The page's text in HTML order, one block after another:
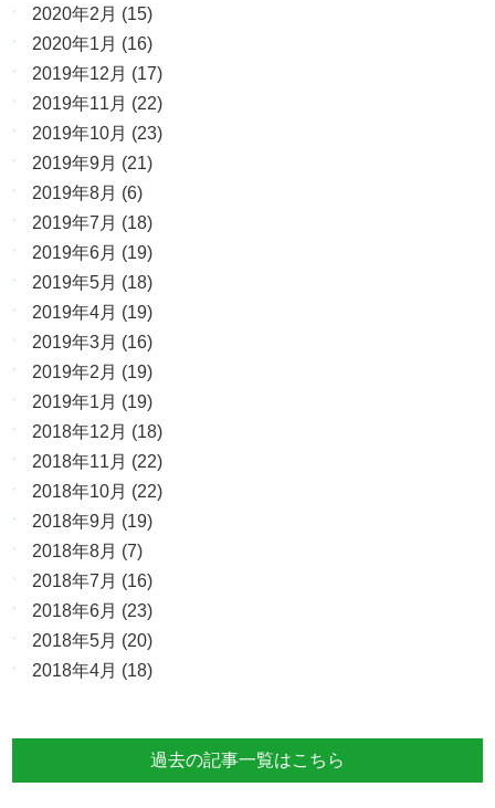
2020年2月 (15)
2020年1月 (16)
2019年12月 (17)
2019年11月 (22)
2019年10月 (23)
2019年9月 (21)
2019年8月 (6)
2019年7月 (18)
2019年6月 (19)
2019年5月 (18)
2019年4月 (19)
2019年3月 (16)
2019年2月 (19)
2019年1月 (19)
2018年12月 (18)
2018年11月 (22)
2018年10月 (22)
2018年9月 (19)
2018年8月 (7)
2018年7月 (16)
2018年6月 (23)
2018年5月 (20)
2018年4月 (18)
過去の記事一覧はこちら